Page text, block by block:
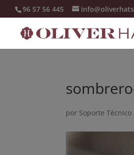
96 57 56 445
por Soporte Técnico